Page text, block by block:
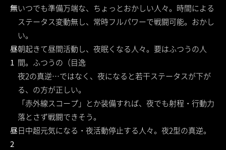
無いつでも準備万端な、ちょっとおかしい人々。時間による
ステータス変動無し、常時フルパワーで戦闘可能。おかし
い。
昼
1
朝起きて昼間活動し、夜眠くなる人々。要はふつうの人
間。ふつうの（目逸
夜2の真逆…ではなく、夜になると若干ステータスが下が
る、の方が正しい。
「赤外線スコープ」とか装備すれば、夜でも射程・行動力
落とさず戦闘できそう。
昼
2
日中超元気になる・夜活動停止する人々。夜2型の真逆。